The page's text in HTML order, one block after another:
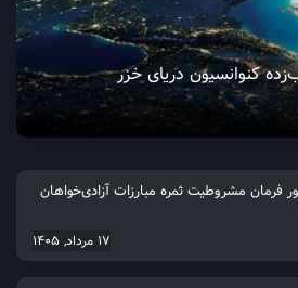
کنوانسیون دریای خزر
فرمان مشروطیت ثمره مبارزات آزادی‌خواهان
17 مرداد, 1405